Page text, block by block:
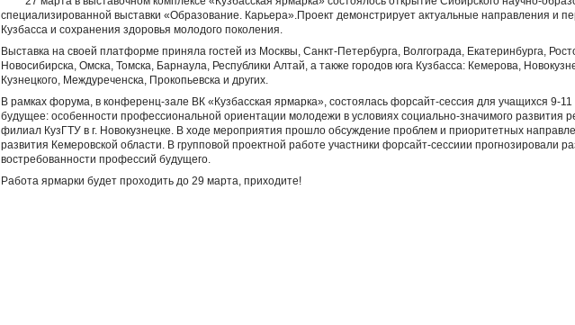
специализированной выставки «Образование. Карьера».Проект демонстрирует актуальные направления и
Кузбасса и сохранения здоровья молодого поколения.
Выставка на своей платформе приняла гостей из Москвы, Санкт-Петербурга, Волгограда, Екатеринбурга,
Новосибирска, Омска, Томска, Барнаула, Республики Алтай, а также городов юга Кузбасса: Кемерова,
Кузнецкого, Междуреченска, Прокопьевска и других.
В рамках форума, в конференц-зале ВК «Кузбасская ярмарка», состоялась форсайт-сессия для учащихся 9-
будущее: особенности профессиональной ориентации молодежи в условиях социально-значимого развития
филиал КузГТУ в г. Новокузнецке. В ходе мероприятия прошло обсуждение проблем и приоритетных
развития Кемеровской области. В групповой проектной работе участники форсайт-сессиии прогнозировали
востребованности профессий будущего.
Работа ярмарки будет проходить до 29 марта, приходите!